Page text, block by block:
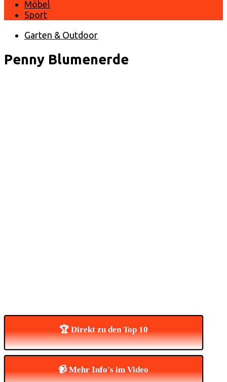
Möbel
Sport
Garten & Outdoor
Penny Blumenerde
🏆 Direkt zu den Top 10
📹 Mehr Info's im Video